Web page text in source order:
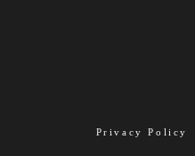
Privacy Policy